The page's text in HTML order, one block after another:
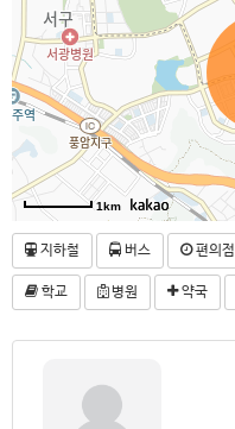
1km
지하철 버스 편의점
학교 병원 약국